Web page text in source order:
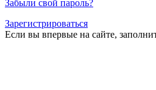
Забыли свой пароль?
Зарегистрироваться
Если вы впервые на сайте,